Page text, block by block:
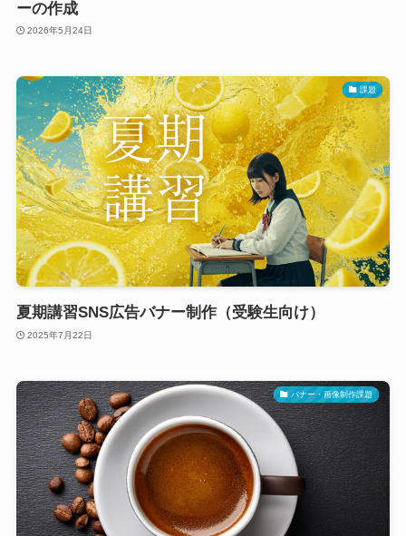
ーの作成
2026年5月24日
課題
夏期講習SNS広告バナー制作（受験生向け）
2025年7月22日
バナー・画像制作課題